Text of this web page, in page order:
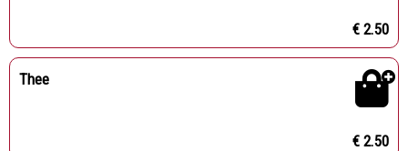
€ 2.50
Thee
€ 2.50